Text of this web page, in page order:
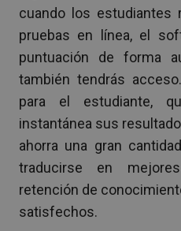
cuando los estudiantes
pruebas en línea, el
puntuación de forma
también tendrás
para el estudiante,
instantánea sus
ahorra una gran
traducirse en
retención de
satisfechos.